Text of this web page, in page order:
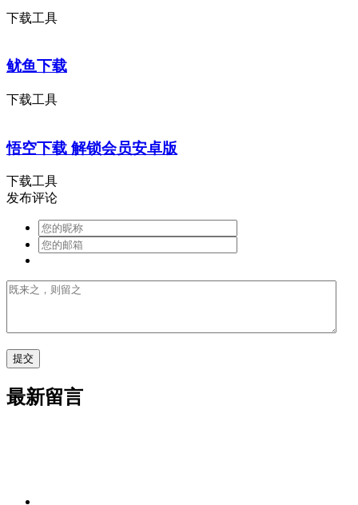
下载工具
鱿鱼下载
下载工具
悟空下载 解锁会员安卓版
下载工具
发布评论
最新留言